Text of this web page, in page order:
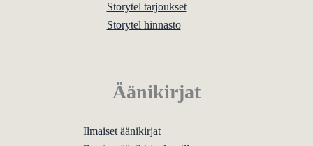
Storytel tarjoukset
Storytel hinnasto
Äänikirjat
Ilmaiset äänikirjat